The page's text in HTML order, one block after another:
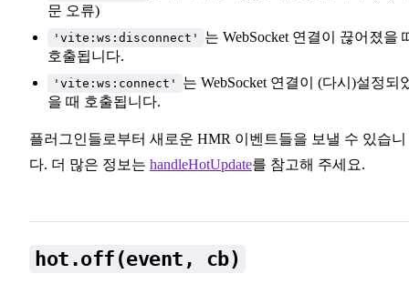
문 오류)
'vite:ws:disconnect'
는 WebSocket 연결이 끊어졌을
호출됩니다.
'vite:ws:connect'
는 WebSocket 연결이 (다시)설정되
을 때 호출됩니다.
플러그인들로부터 새로운 HMR 이벤트들을 보낼 수 있습니
다. 더 많은 정보는 handleHotUpdate를 참고해 주세요.
hot.off(event, cb)